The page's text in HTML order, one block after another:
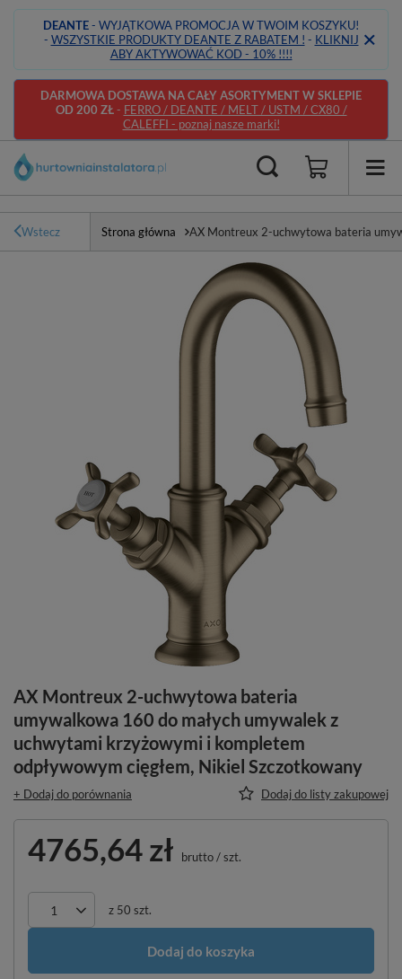
DEANTE- WYJĄTKOWA PROMOCJA W TWOIM KOSZYKU!
- WSZYSTKIE PRODUKTY DEANTE Z RABATEM ! - KLIKNIJ
ABY AKTYWOWAĆ KOD - 10% !!!!
DARMOWA DOSTAWA NA CAŁY ASORTYMENT W SKLEPIE
OD 200 ZŁ- FERRO / DEANTE / MELT / USTM / CX80 /
CALEFFI - poznaj nasze marki!
Wstecz Strona główna AX Montreux 2-uchwytowa bateria
AX Montreux 2-uchwytowa bateria
umywalkowa 160 do małych umywalek z
uchwytami krzyżowymi i kompletem
odpływowym cięgłem, Nikiel Szczotkowany
+ Dodaj do porównania Dodaj do listy zakupowej
4765,64 zł brutto/szt.
z 50 szt.
Dodaj do koszyka